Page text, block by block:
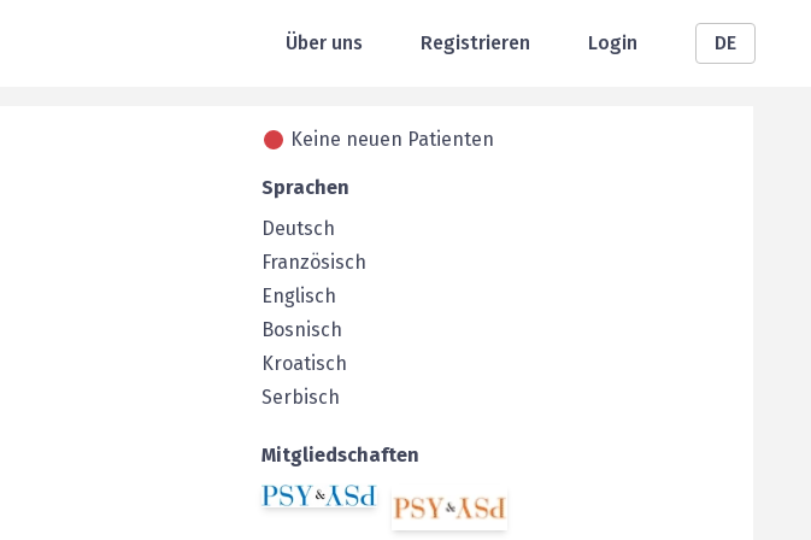
Über uns Registrieren Login DE
Keine neuen Patienten
Sprachen
Deutsch
Französisch
Englisch
Bosnisch
Kroatisch
Serbisch
Mitgliedschaften